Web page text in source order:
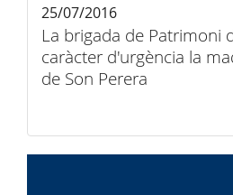
La brigada de Patrimoni
caràcter d'urgència la
de Son Perera
25/07/2016